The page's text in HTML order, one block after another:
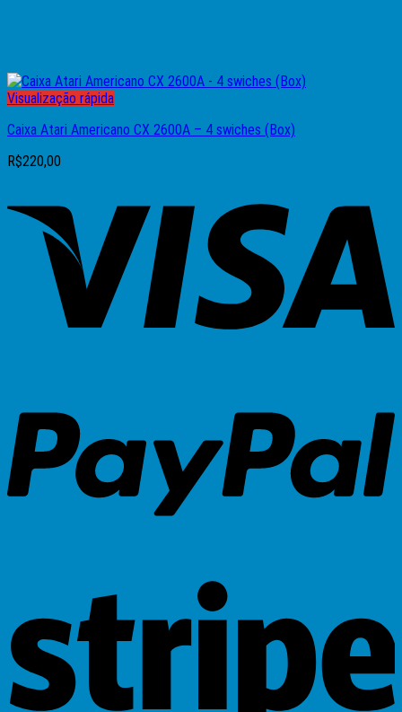
Visualização rápida
Caixa Atari Americano CX 2600A – 4 swiches (Box)
R$220,00